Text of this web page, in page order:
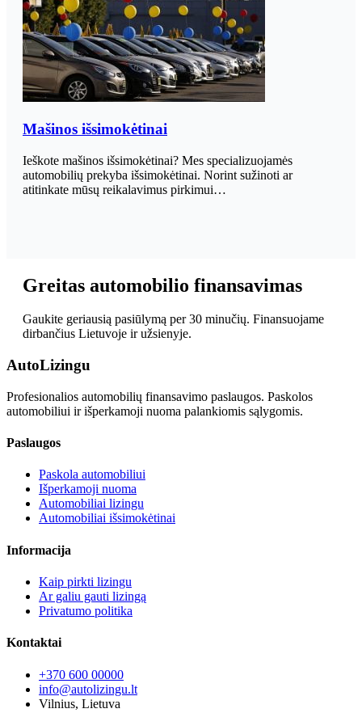
Mašinos išsimokėtinai
Ieškote mašinos išsimokėtinai? Mes specializuojamės
automobilių prekyba išsimokėtinai. Norint sužinoti ar
atitinkate mūsų reikalavimus pirkimui…
Greitas automobilio finansavimas
Gaukite geriausią pasiūlymą per 30 minučių. Finansuojame
dirbančius Lietuvoje ir užsienyje.
AutoLizingu
Profesionalios automobilių finansavimo paslaugos. Paskolos
automobiliui ir išperkamoji nuoma palankiomis sąlygomis.
Paslaugos
Paskola automobiliui
Išperkamoji nuoma
Automobiliai lizingu
Automobiliai išsimokėtinai
Informacija
Kaip pirkti lizingu
Ar galiu gauti lizingą
Privatumo politika
Kontaktai
+370 600 00000
info@autolizingu.lt
Vilnius, Lietuva